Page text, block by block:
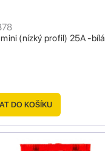
(nízký profil) 25A -bílá
DO KOŠÍKU